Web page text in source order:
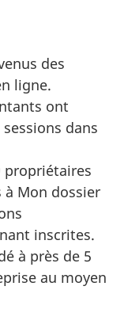
des
ligne.
ont
dans
propriétaires
Mon dossier
inscrites.
à près de 5
au moyen